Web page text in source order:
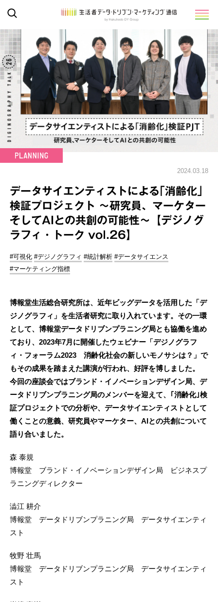
2024.03.18
データサイエンティストによる｢消齢化｣
検証プロジェクト ～研究員、マーケター
そしてAIとの共創の可能性～【デジノグ
ラフィ・トーク vol.26】
#可視化 #デジノグラフィ #統計解析 #データサイエンス
#マーケティング指標
博報堂生活総合研究所は、近年ビッグデータを活用した「デ
ジノグラフィ」を生活者研究に取り入れています。その一環
として、博報堂データドリブンプラニング局とも協働を進め
ており、2023年7月に開催したウェビナー「デジノグラフ
ィ・フォーラム2023 消齢化社会の新しいモノサシは？」で
もその成果を踏まえた講演が行われ、好評を博しました。
今回の座談会ではブランド・イノベーションデザイン局、デ
ータドリブンプラニング局のメンバーを迎えて、｢消齢化｣検
証プロジェクトでの分析や、データサイエンティストとして
働くことの意義、研究員やマーケター、AIとの共創について
語り合いました。
森 泰規
博報堂 ブランド・イノベーションデザイン局 ビジネスプ
ラニングディレクター
澁江 耕介
博報堂 データドリブンプラニング局 データサイエンティ
スト
牧野 壮馬
博報堂 データドリブンプラニング局 データサイエンティ
スト